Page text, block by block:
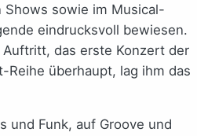
Shows sowie im Musical-
eindrucksvoll bewiesen.
das erste Konzert der
Reihe überhaupt, lag ihm das
und Funk, auf Groove und